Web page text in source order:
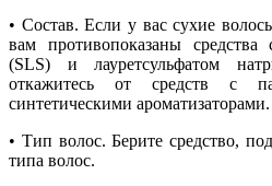
• Состав. Если у вас сухие
вам противопоказаны средства
(SLS) и лауретсульфатом
откажитесь от средств с
синтетическими ароматизаторами.
• Тип волос. Берите средство,
типа волос.